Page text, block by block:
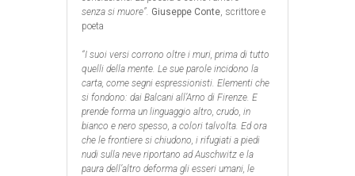
senza si muore”. Giuseppe Conte , scrittore e
poeta
“I suoi versi corrono oltre i muri, prima di tutto
quelli della mente. Le sue parole incidono la
carta, come segni espressionisti. Elementi che
si fondono: dai Balcani all’Arno di Firenze. E
prende forma un linguaggio altro, crudo, in
bianco e nero spesso, a colori talvolta. Ed ora
che le frontiere si chiudono, i rifugiati a piedi
nudi sulla neve riportano ad Auschwitz e la
paura dell’altro deforma gli esseri umani, le